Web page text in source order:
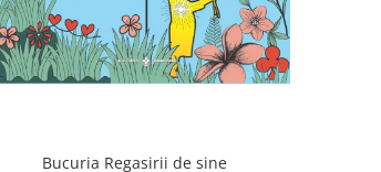
Bucuria Regasirii de sine